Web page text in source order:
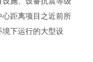
距离项目之近前所
下运行的大型设